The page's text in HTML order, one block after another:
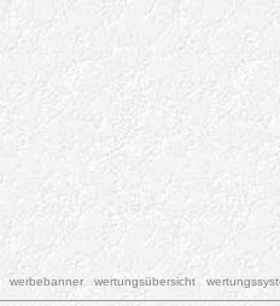
werbebanner wertungsübersicht